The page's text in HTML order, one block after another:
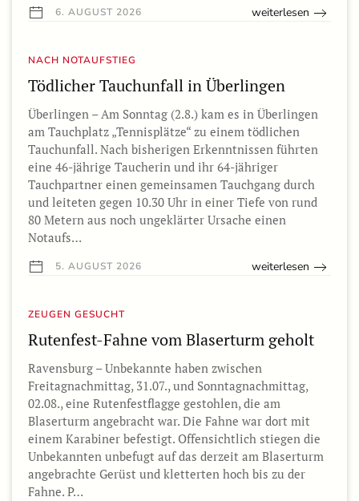
6. AUGUST 2026 weiterlesen
NACH NOTAUFSTIEG
Tödlicher Tauchunfall in Überlingen
Überlingen – Am Sonntag (2.8.) kam es in Überlingen
am Tauchplatz „Tennisplätze“ zu einem tödlichen
Tauchunfall. Nach bisherigen Erkenntnissen führten
eine 46-jährige Taucherin und ihr 64-jähriger
Tauchpartner einen gemeinsamen Tauchgang durch
und leiteten gegen 10.30 Uhr in einer Tiefe von rund
80 Metern aus noch ungeklärter Ursache einen
Notaufs…
5. AUGUST 2026 weiterlesen
ZEUGEN GESUCHT
Rutenfest-Fahne vom Blaserturm geholt
Ravensburg – Unbekannte haben zwischen
Freitagnachmittag, 31.07., und Sonntagnachmittag,
02.08., eine Rutenfestflagge gestohlen, die am
Blaserturm angebracht war. Die Fahne war dort mit
einem Karabiner befestigt. Offensichtlich stiegen die
Unbekannten unbefugt auf das derzeit am Blaserturm
angebrachte Gerüst und kletterten hoch bis zu der
Fahne. P…